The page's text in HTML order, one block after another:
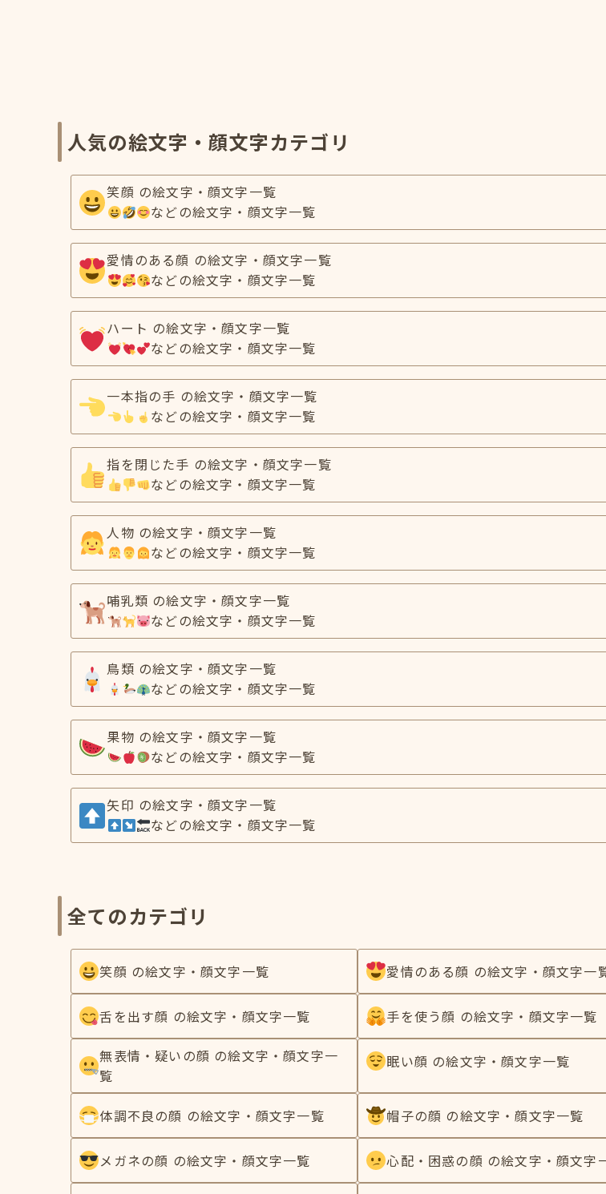
人気の絵文字・顔文字カテゴリ
笑顔 の絵文字・顔文字一覧
などの絵文字・顔文字一覧
愛情のある顔 の絵文字・顔文字一覧
などの絵文字・顔文字一覧
ハート の絵文字・顔文字一覧
などの絵文字・顔文字一覧
一本指の手 の絵文字・顔文字一覧
などの絵文字・顔文字一覧
指を閉じた手 の絵文字・顔文字一覧
などの絵文字・顔文字一覧
人物 の絵文字・顔文字一覧
などの絵文字・顔文字一覧
哺乳類 の絵文字・顔文字一覧
などの絵文字・顔文字一覧
鳥類 の絵文字・顔文字一覧
などの絵文字・顔文字一覧
果物 の絵文字・顔文字一覧
などの絵文字・顔文字一覧
矢印 の絵文字・顔文字一覧
などの絵文字・顔文字一覧
全てのカテゴリ
笑顔 の絵文字・顔文字一覧 愛情のある顔 の絵文字・顔文字一
舌を出す顔 の絵文字・顔文字一覧 手を使う顔 の絵文字・顔文字一覧
無表情・疑いの顔 の絵文字・顔文字一
覧
眠い顔 の絵文字・顔文字一覧
体調不良の顔 の絵文字・顔文字一覧 帽子の顔 の絵文字・顔文字一覧
メガネの顔 の絵文字・顔文字一覧 心配・困惑の顔 の絵文字・顔文字